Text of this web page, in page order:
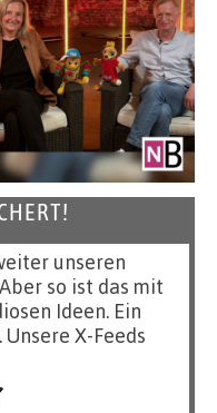
unseren
so ist das mit
Ideen. Ein
X-Feeds